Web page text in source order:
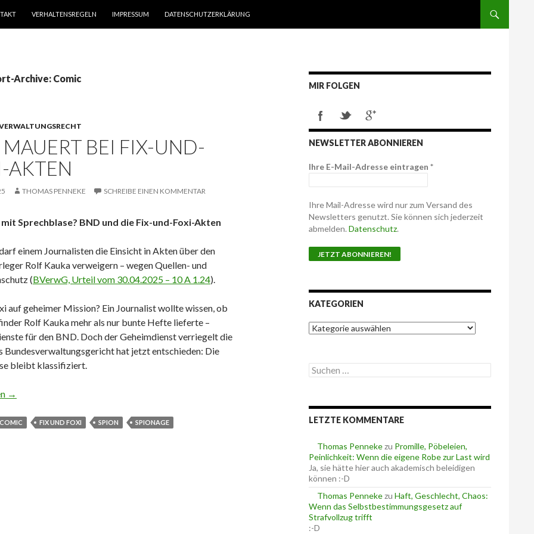
VERHALTENSREGELN IMPRESSUM DATENSCHUTZERKLÄRUNG
Archive: Comic
BEI FIX-UND-
AKTEN
THOMAS PENNEKE SCHREIBE EINEN KOMMENTAR
Sprechblase? BND und die Fix-und-Foxi-Akten
einem Journalisten die Einsicht in Akten über den
Rolf Kauka verweigern – wegen Quellen- und
(BVerwG, Urteil vom 30.04.2025 – 10 A 1.24).
auf geheimer Mission? Ein Journalist wollte wissen, ob
Rolf Kauka mehr als nur bunte Hefte lieferte –
für den BND. Doch der Geheimdienst verriegelt die
Bundesverwaltungsgericht hat jetzt entschieden: Die
bleibt klassifiziert.
bei Fix-und-Foxi-Akten
→
COMIC FIX UND FOXI SPION SPIONAGE
MIR FOLGEN
NEWSLETTER ABONNIEREN
Ihre E-Mail-Adresse eintragen *
Ihre Mail-Adresse wird nur zum Versand des
Newsletters genutzt. Sie können sich jederzeit
abmelden. Datenschutz.
KATEGORIEN
K
a
g
o
n
S
u
e
n
c
h
:
LETZTE KOMMENTARE
Thomas Pennekezu Promille, Pöbeleien,
Peinlichkeit: Wenn die eigene Robe zur Last wird
Ja, sie hätte hier auch akademisch beleidigen
können :-D
Thomas Pennekezu Haft, Geschlecht, Chaos:
Wenn das Selbstbestimmungsgesetz auf
Strafvollzug trifft
:-D